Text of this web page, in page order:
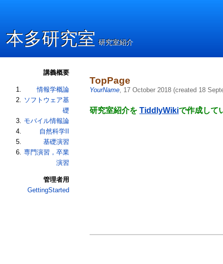
本多研究室 研究室紹介
本多研究室 研究室紹介
講義概要
情報学概論
ソフトウェア基
礎
モバイル情報論
自然科学II
基礎演習
専門演習，卒業
演習
管理者用
GettingStarted
TopPage
YourName, 17 October 2018 (created 18
研究室紹介を TiddlyWikiで作成して